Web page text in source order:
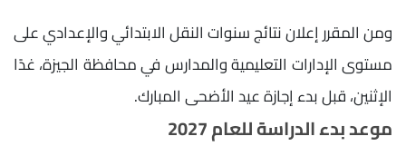
ومن المقرر إعلان نتائج سنوات النقل الابتدائي والإعدادي على
مستوى الإدارات التعليمية والمدارس في محافظة الجيزة، غدًا
الإثنين، قبل بدء إجازة عيد الأضحى المبارك.
موعد بدء الدراسة للعام 2027